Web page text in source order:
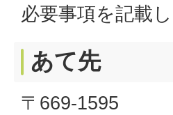
必要事項を記載
あて先
〒669-1595